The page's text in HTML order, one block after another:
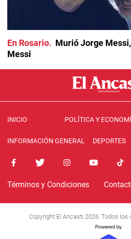
En Rosario
Murió Jorge
Messi
INICIO POLÍTICA Y
INFORMACIÓN GENERAL DEPORTES
Términos y Condiciones
Copyright El Ancasti 2026. Todos los